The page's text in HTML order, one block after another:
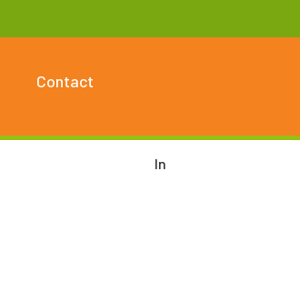
Contact
In